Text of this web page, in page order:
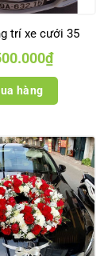
trí xe cưới 35
₫
hàng